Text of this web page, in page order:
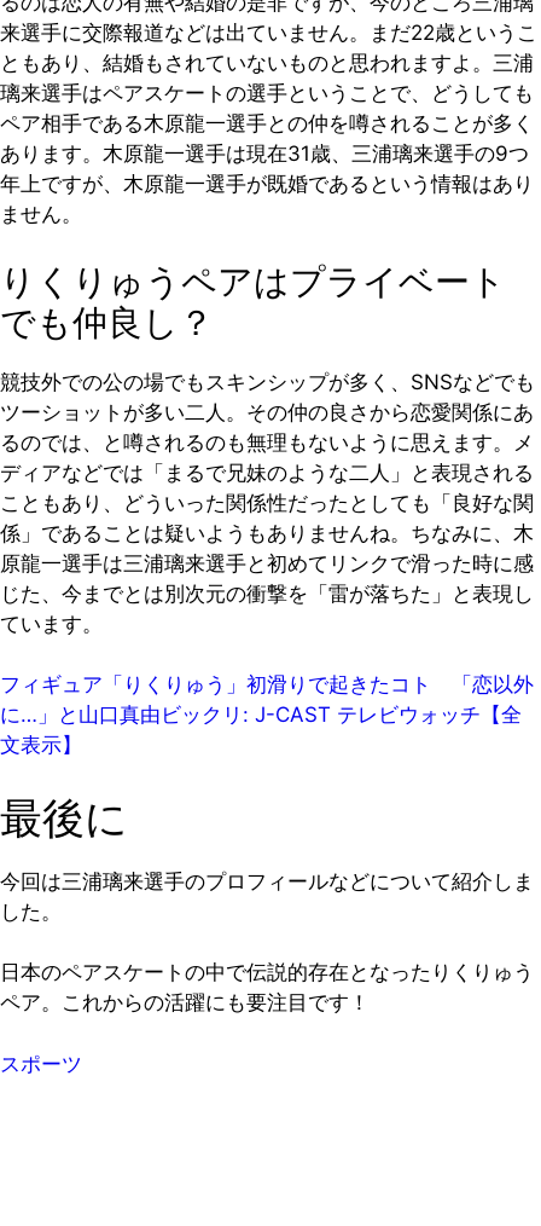
来選手に交際報道などは出ていません。まだ22歳というこ
ともあり、結婚もされていないものと思われますよ。三浦
璃来選手はペアスケートの選手ということで、どうしても
ペア相手である木原龍一選手との仲を噂されることが多く
あります。木原龍一選手は現在31歳、三浦璃来選手の9つ
年上ですが、木原龍一選手が既婚であるという情報はあり
ません。
りくりゅうペアはプライベート
でも仲良し？
競技外での公の場でもスキンシップが多く、SNSなどでも
ツーショットが多い二人。その仲の良さから恋愛関係にあ
るのでは、と噂されるのも無理もないように思えます。メ
ディアなどでは「まるで兄妹のような二人」と表現される
こともあり、どういった関係性だったとしても「良好な関
係」であることは疑いようもありませんね。ちなみに、木
原龍一選手は三浦璃来選手と初めてリンクで滑った時に感
じた、今までとは別次元の衝撃を「雷が落ちた」と表現し
ています。
フィギュア「りくりゅう」初滑りで起きたコト 「恋以外
に…」と山口真由ビックリ: J-CAST テレビウォッチ【全
文表示】
最後に
今回は三浦璃来選手のプロフィールなどについて紹介しま
した。
日本のペアスケートの中で伝説的存在となったりくりゅう
ペア。これからの活躍にも要注目です！
スポーツ